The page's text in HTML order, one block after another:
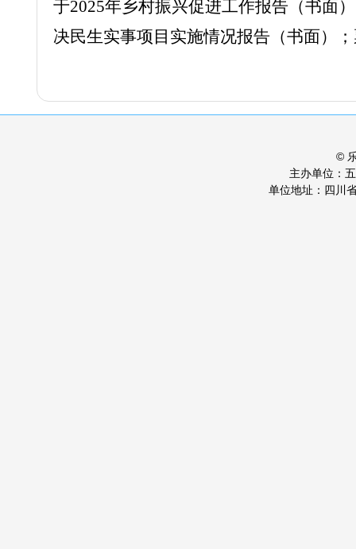
于2025年乡村振兴促进工作报告（书面
决民生实事项目实施情况报告（书面）；
©
主办单位：
单位地址：四川